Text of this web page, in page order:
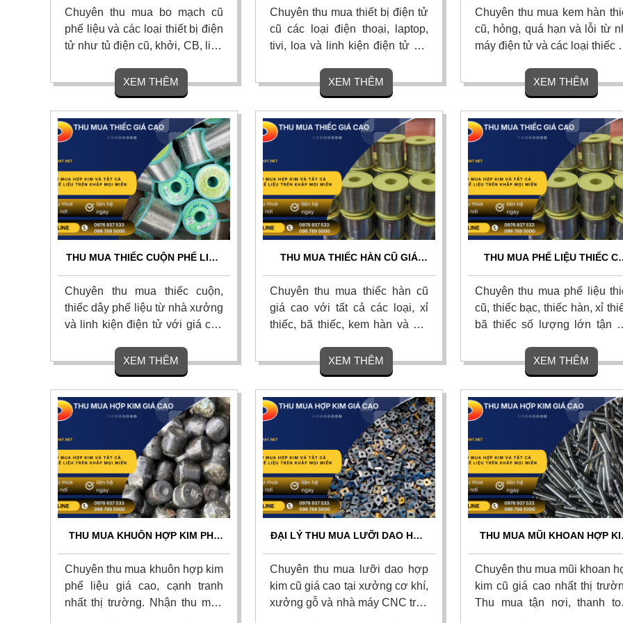
24/7
Chuyên thu mua bo mạch cũ
phế liệu và các loại thiết bị điện
tử như tủ điện cũ, khởi, CB, linh
hiện nay trên khắp mọi miền tổ
quốc. Cam kết thu mua tận nơi,
uy tín, chuyên nghiệp. Liên hệ
ngay.
XEM THÊM
ĐỊNH GIÁ NHANH CHÓNG
Chuyên thu mua thiết bị điện tử
cũ các loại điện thoại, laptop,
tivi, loa và linh kiện điện tử cũ,
nhất thị trường. Thu mua tận
nơi, thủ tục nhanh gọn, thanh
toán nhanh dứt điểm trong 5
phút. Liên hệ ngay.
XEM THÊM
ĐỊNH GIÁ CHÍNH XÁC
Chuyên thu mua kem hàn
cũ, hỏng, quá hạn và lỗi từ
máy điện tử và các loại thiếc giá
tận nơi 24/7, định giá minh
theo hàm lượng thiếc,
toán nhanh gọn dứt điểm.
hệ ngay.
XEM THÊM
THU MUA THIẾC CUỘN PHẾ LIỆU
GOM TẬN NƠI 24/7
Chuyên thu mua thiếc cuộn,
thiếc dây phế liệu từ nhà xưởng
và linh kiện điện tử với giá cao
uy tín, thanh toán nhanh một
lần, vận chuyển tận nơi và chiết
khấu hoa hồng hấp dẫn. Liên
hệ ngay.
XEM THÊM
THU MUA THIẾC HÀN CŨ GIÁ
TẬN NƠI, THANH TOÁN NGAY
Chuyên thu mua thiếc hàn cũ
giá cao với tất cả các loại, xỉ
thiếc, bã thiếc, kem hàn và bột
với giá cao nhất thị trường, cam
kết định giá minh bạch, bốc xếp
tận nơi và thanh toán dứt điểm.
Liên hệ ngay
XEM THÊM
THU MUA PHẾ LIỆU THIẾC CŨ
GIÁ NGAY, THANH TOÁN
MẶT
Chuyên thu mua phế liệu
cũ, thiếc bạc, thiếc hàn, xỉ
bã thiếc số lượng lớn tận
gom nhanh, vận chuyển
phí, thanh toán liền tay và
hoa hồng cao cho người
thiệu. Liên hệ ngay để nhận
XEM THÊM
THU MUA KHUÔN HỢP KIM PHẾ
TOÀN QUỐC
Chuyên thu mua khuôn hợp kim
phế liệu giá cao, cạnh tranh
nhất thị trường. Nhận thu mua
ĐẠI LÝ THU MUA LƯỠI DAO HỢP
GIÁ CAO
Chuyên thu mua lưỡi dao hợp
kim cũ giá cao tại xưởng cơ khí,
xưởng gỗ và nhà máy CNC trên
THU MUA MŨI KHOAN HỢP
NƠI 24/7
Chuyên thu mua mũi khoan
kim cũ giá cao nhất thị
Thu mua tận nơi, thanh